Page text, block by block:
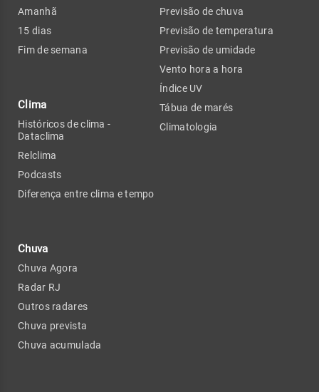
Amanhã
15 dias
Fim de semana
Clima
Históricos de clima -
Dataclima
Relclima
Podcasts
Diferença entre clima e tempo
Chuva
Chuva Agora
Radar RJ
Outros radares
Chuva prevista
Chuva acumulada
Previsão de chuva
Previsão de temperatura
Previsão de umidade
Vento hora a hora
Índice UV
Tábua de marés
Climatologia